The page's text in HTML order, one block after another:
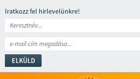
Iratkozz fel hírlevelünkre!
ELKÜLD